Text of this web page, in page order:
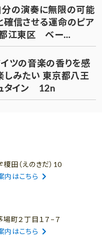
分の演奏に無限の可能
確信させる運命のピア
都江東区 ベー…
ツの音楽の香りを感
しみたい 東京都八王
タイン 12n
田（えのきだ）10
内はこちら
町２丁目１７−７
内はこちら